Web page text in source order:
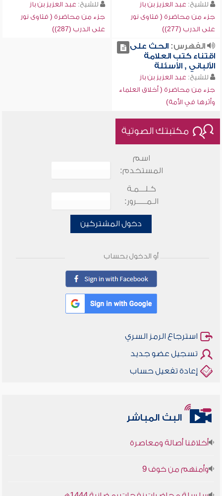
للشيخ: عبد العزيز بن باز
جزء من محاضرة ( فتاوى نور
على الدرب (277))
للشيخ: عبد العزيز بن باز
جزء من محاضرة ( فتاوى نور
على الدرب (287))
الفهرس:الحث على
اقتناء كتب العلامة
الألباني , الأسئلة
للشيخ: عبد العزيز بن باز
جزء من محاضرة ( أخلاق العلماء
وأثرها في الأمة)
مكتبتك الصوتية
اسم
المستخدم:
كـلـــمـة
الـمـــــرور:
دخول المشتركين
أو الدخول بحساب
استرجاع الرمز السري
تسجيل عضو جديد
إعادة تفعيل حساب
البث المباشر